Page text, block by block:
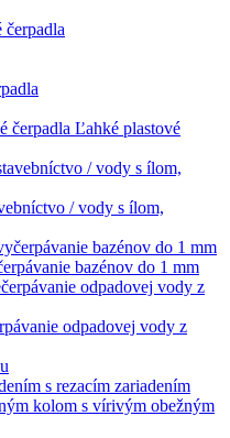
čerpadla
Ľahké plastové
/ vody s ílom,
bazénov do 1 mm
odpadovej vody z
s rezacím zariadením
s vírivým obežným